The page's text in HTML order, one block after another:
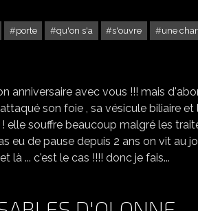
porte qu'on s'a s'ouvre une
anniversaire avec vous !!! mais
son foie , sa vésicule biliaire
! elle souffre beaucoup malgré les
eu de pause depuis 2 ans on vit au
là ... c'est le cas !!!! donc je fais...